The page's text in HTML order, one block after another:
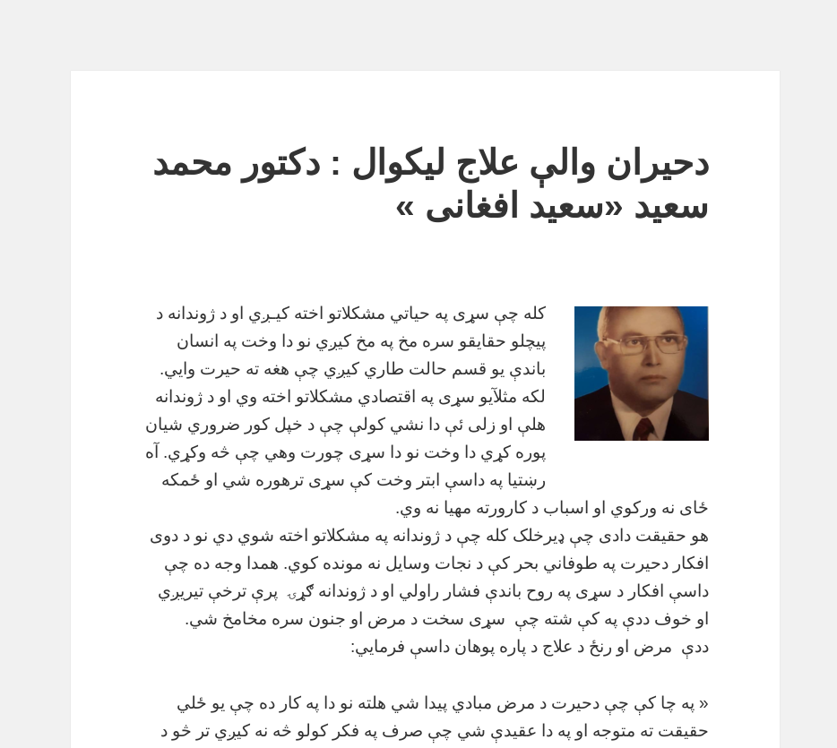
دحیران والې علاج لیکوال : دکتور محمد
سعید «سعید افغانی »
کله چې سړی په حیاتي مشکلاتو اخته کیـږي او د ژوندانه د
پیچلو حقایقو سره مخ په مخ کیږي نو دا وخت په انسان
باندې یو قسم حالت طاري کیږي چې هغه ته حیرت وایي.
لکه مثلآیو سړی په اقتصادي مشکلاتو اخته وي او د ژوندانه
هلې او زلی ئې دا نشي کولې چې د خپل کور ضروري شیان
پوره کړي دا وخت نو دا سړی چورت وهي چې څه وکړي. آه
رښتیا په داسې ابتر وخت کې سړی ترهوره شي او ځمکه
ځای نه ورکوي او اسباب د کارورته مهیا نه وي.
هو حقیقت دادی چې ډیرخلک کله چې د ژوندانه په مشکلاتو اخته شوي دي نو د دوی
افکار دحیرت په طوفاني بحر کې د نجات وسایل نه مونده کوي. همدا وجه ده چې
داسې افکار د سړی په روح باندې فشار راولي او د ژوندانه ګړۍ پرې ترخې تیریږي
او خوف ددې په کې شته چې سړی سخت د مرض او جنون سره مخامخ شي.
ددې مرض او رنځ د علاج د پاره پوهان داسې فرمایي:
« په چا کې چې دحیرت د مرض مبادي پیدا شي هلته نو دا په کار ده چې یو ځلي
حقیقت ته متوجه او په دا عقیدې شي چې صرف په فکر کولو څه نه کیږي تر څو د